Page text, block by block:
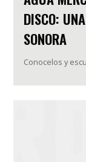
DISCO:
SONORA
Conocelos y